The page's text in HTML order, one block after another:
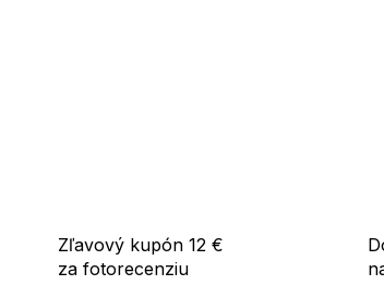
Zľavový kupón 12 €
za fotorecenziu